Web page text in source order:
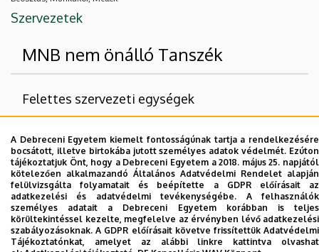
Szervezetek
MNB nem önálló Tanszék
Felettes szervezeti egységek
Gazdaságtudományi Kar
Számviteli és Pénzügyi Intézet
Nincs találat.
A Debreceni Egyetem kiemelt fontosságúnak tartja a rendelkezésére
bocsátott, illetve birtokába jutott személyes adatok védelmét. Ezúton
tájékoztatjuk Önt, hogy a Debreceni Egyetem a 2018. május 25. napjától
kötelezően alkalmazandó Általános Adatvédelmi Rendelet alapján
felülvizsgálta folyamatait és beépítette a GDPR előírásait az
adatkezelési és adatvédelmi tevékenységébe. A felhasználók
személyes adatait a Debreceni Egyetem korábban is teljes
körültekintéssel kezelte, megfelelve az érvényben lévő adatkezelési
szabályozásoknak. A GDPR előírásait követve frissítettük Adatvédelmi
Tájékoztatónkat, amelyet az alábbi linkre kattintva olvashat